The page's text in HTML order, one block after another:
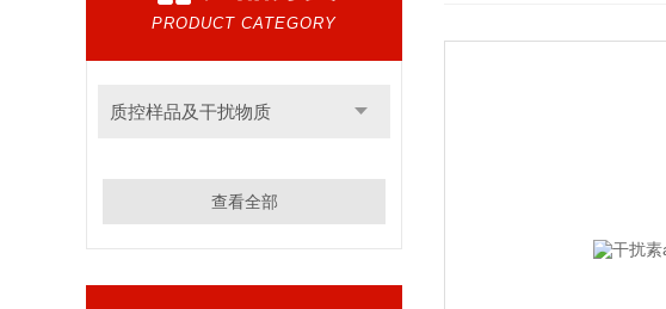
PRODUCT CATEGORY
质控样品及干扰物质
查看全部